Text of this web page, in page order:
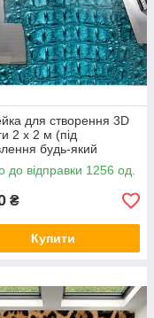
для створення 3D
2 х 2 м (під
будь-який
із захисною
(БП-pol_mx046)
до відправки 1256 од.
₴
Купити